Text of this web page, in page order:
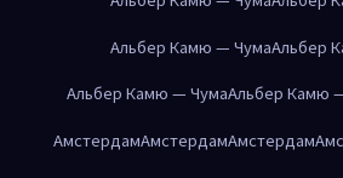
Альбер Камю — ЧумаАльбер
Альбер Камю — ЧумаАльбер Камю
АмстердамАмстердамАмстердам